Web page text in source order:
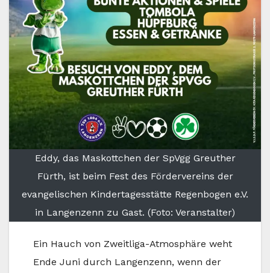
Eddy, das Maskottchen der SpVgg Greuther
Fürth, ist beim Fest des Fördervereins der
evangelischen Kindertagesstätte Regenbogen e.V.
in Langenzenn zu Gast. (Foto: Veranstalter)
Ein Hauch von Zweitliga-Atmosphäre weht
Ende Juni durch Langenzenn, wenn der